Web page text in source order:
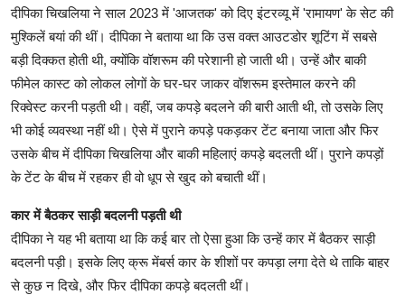
दीपिका चिखलिया ने साल 2023 में 'आजतक' को दिए इंटरव्यू में 'रामायण' के सेट की
मुश्किलें बयां की थीं। दीपिका ने बताया था कि उस वक्त आउटडोर शूटिंग में सबसे
बड़ी दिक्कत होती थी, क्योंकि वॉशरूम की परेशानी हो जाती थी। उन्हें और बाकी
फीमेल कास्ट को लोकल लोगों के घर-घर जाकर वॉशरूम इस्तेमाल करने की
रिक्वेस्ट करनी पड़ती थी। वहीं, जब कपड़े बदलने की बारी आती थी, तो उसके लिए
भी कोई व्यवस्था नहीं थी। ऐसे में पुराने कपड़े पकड़कर टेंट बनाया जाता और फिर
उसके बीच में दीपिका चिखलिया और बाकी महिलाएं कपड़े बदलती थीं। पुराने कपड़ों
के टेंट के बीच में रहकर ही वो धूप से खुद को बचाती थीं।
कार में बैठकर साड़ी बदलनी पड़ती थी
दीपिका ने यह भी बताया था कि कई बार तो ऐसा हुआ कि उन्हें कार में बैठकर साड़ी
बदलनी पड़ी। इसके लिए क्रू मेंबर्स कार के शीशों पर कपड़ा लगा देते थे ताकि बाहर
से कुछ न दिखे, और फिर दीपिका कपड़े बदलती थीं।